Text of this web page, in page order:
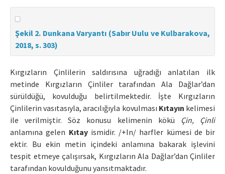
Şekil 2. Dunkana Varyantı (Sabır Uulu ve Kulbarakova,
2018, s. 303)
Kırgızların Çinlilerin saldırısına uğradığı anlatılan ilk
metinde Kırgızların Çinliler tarafından Ala Dağlar’dan
sürüldüğü, kovulduğu belirtilmektedir. İşte Kırgızların
Çinlilerin vasıtasıyla, aracılığıyla kovulması Kıtayın kelimesi
ile verilmiştir. Söz konusu kelimenin kökü
Çin, Çinli
anlamına gelen Kıtayismidir. /+In/ harfler kümesi de bir
ektir. Bu ekin metin içindeki anlamına bakarak işlevini
tespit etmeye çalışırsak, Kırgızların Ala Dağlar’dan Çinliler
tarafından kovulduğunu yansıtmaktadır.